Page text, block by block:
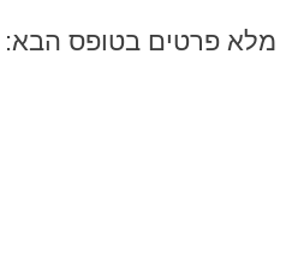
מלא פרטים בטופס הבא: